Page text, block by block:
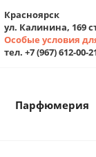
Красноярск
ул. Калинина, 169
Особые условия
тел. +7 (967) 612-00-
Парфюмерия